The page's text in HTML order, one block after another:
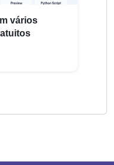
vários